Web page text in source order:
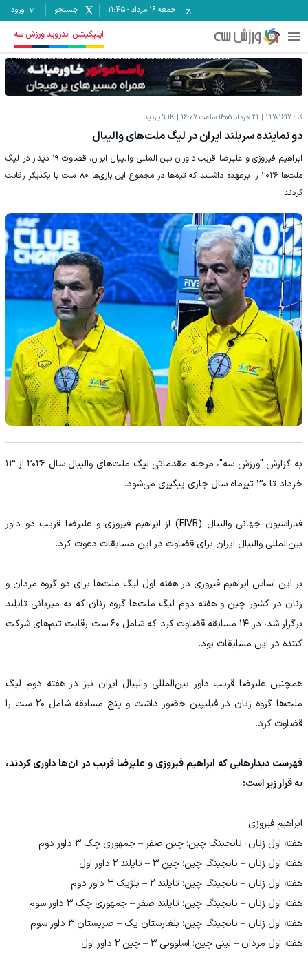
جمعه ۱۶ مرداد -
11:45 جستجو ورود
اپلیکیشن اندروید ورزش سه
کد: 2389617 31 خرداد 1405 ساعت 16:07 9.1K بازدید
دو نماینده سربلند ایران در لیگ ملت‌های والیبال
ابراهیم فیروزی و علیرضا قریب داوران بین المللی والیبال ایران، قضاوت ۱۹ دیدار در لیگ
ملت‌ها ۲۰۲۶ را برعهده داشتند که تیم‌ها در مجموع این بازی‌ها ۸۰ ست با یکدیگر رقابت
کردند.
به گزارش "ورزش سه"، مرحله مقدماتی لیگ ملت‌های والیبال سال ۲۰۲۶ از ۱۳
خرداد تا ۳۰ تیرماه سال جاری پیگیری می‌شود.
فدراسیون جهانی والیبال (FIVB) از ابراهیم فیروزی و علیرضا قریب دو داور
بین‌المللی والیبال ایران برای قضاوت در این مسابقات دعوت کرد.
بر این اساس ابراهیم فیروزی در هفته اول لیگ ملت‌ها برای دو گروه مردان و
زنان در کشور چین و هفته دوم لیگ ملت‌ها گروه زنان که به میزبانی تایلند
برگزار شد، در ۱۴ مسابقه قضاوت کرد که شامل ۶۰ ست رقابت تیم‌های شرکت
کننده در این مسابقات بود.
همچنین علیرضا قریب داور بین‌المللی والیبال ایران نیز در هفته دوم لیگ
ملت‌ها گروه زنان در فیلیپین حضور داشت و پنج مسابقه شامل ۲۰ ست را
قضاوت کرد.
فهرست دیدارهایی که ابراهیم فیروزی و علیرضا قریب در آن‌ها داوری کردند،
به قرار زیر است:
ابراهیم فیروزی:
هفته اول زنان- نانجینگ چین؛ چین صفر – جمهوری چک ۳ داور دوم
هفته اول زنان – نانجینگ چین؛ چین ۳ – تایلند ۲ داور اول
هفته اول زنان – نانجینگ چین؛ تایلند ۲ – بلژیک ۳ داور دوم
هفته اول زنان – نانجینگ چین؛ تایلند صفر – جمهوری چک ۳ داور سوم
هفته اول زنان – نانجینگ چین؛ بلغارستان یک – صربستان ۳ داور سوم
هفته اول مردان – لینی چین؛ اسلوونی ۳ – چین ۲ داور اول